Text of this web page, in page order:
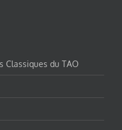
Classiques du TAO